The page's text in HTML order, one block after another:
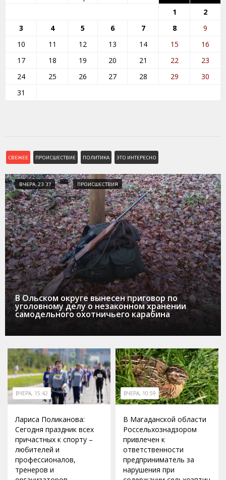
1
2
3
4 5 6 7 8
9
10
11 12 13 14 15
16
17
18 19 20 21 22
23
24
25 26 27 28 29
30
31
СВЕЖЕЕ ПРОИСШЕСТВИЕ ПОЛИТИКА ЭТО ИНТЕРЕСНО
ВЧЕРА, 23:37 ПРОИСШЕСТВИЯ
В Ольском округе вынесен приговор по
уголовному делу о незаконном хранении
самодельного охотничьего карабина
ВЧЕРА, 15:42
Лариса Поликанова:
Сегодня праздник всех
причастных к спорту –
любителей и
профессионалов,
тренеров и
ВЧЕРА, 10:59
В Магаданской области
Россельхознадзором
привлечен к
ответственности
предприниматель за
нарушения при